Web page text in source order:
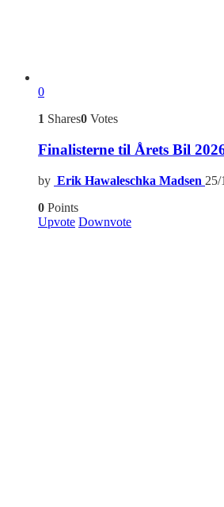
0
1 Shares0 Votes
Finalisterne til Årets Bil
by Erik Hawaleschka Madsen 25/
0 Points
Upvote Downvote